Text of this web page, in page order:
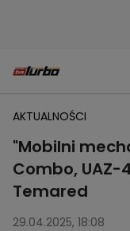
AKTUALNOŚCI
"Mobilni
Combo,
Temared
29.04.2025, 18:08